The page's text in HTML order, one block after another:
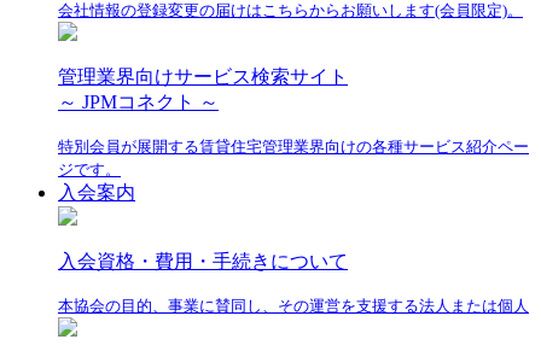
会社情報の登録変更の届けはこちらからお願いします(会員限定)。
管理業界向けサービス検索サイト
～ JPMコネクト ～
特別会員が展開する賃貸住宅管理業界向けの各種サービス紹介ペー
ジです。
入会案内
入会資格・費用・手続きについて
本協会の目的、事業に賛同し、その運営を支援する法人または個人